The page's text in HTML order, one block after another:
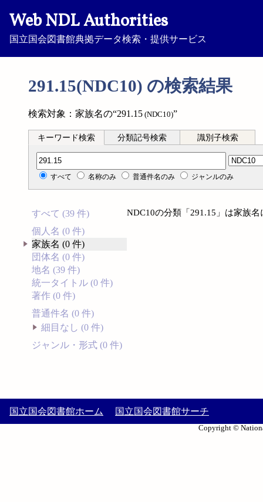
Web NDL Authorities
国立国会図書館典拠データ検索・提供サービス
291.15(NDC10) の検索結果
検索対象：家族名の“291.15 (NDC10)”
キーワード検索 分類記号検索 識別子検索
分類記号検索
すべて 名称のみ 普通件名のみ ジャンルのみ
すべて (39 件)
個人名 (0 件)
家族名 (0 件)
団体名 (0 件)
地名 (39 件)
統一タイトル (0 件)
著作 (0 件)
普通件名 (0 件)
細目なし (0 件)
ジャンル・形式 (0 件)
NDC10の分類「291.15」は家族
国立国会図書館ホーム 国立国会図書館サーチ
Copyright ©